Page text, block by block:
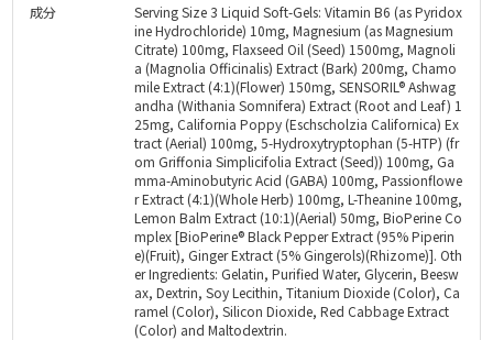
成分
Serving Size 3 Liquid Soft-Gels: Vitamin B6 (as Pyridox
ine Hydrochloride) 10mg, Magnesium (as Magnesium
Citrate) 100mg, Flaxseed Oil (Seed) 1500mg, Magnoli
a (Magnolia Officinalis) Extract (Bark) 200mg, Chamo
mile Extract (4:1)(Flower) 150mg, SENSORIL® Ashwag
andha (Withania Somnifera) Extract (Root and Leaf) 1
25mg, California Poppy (Eschscholzia Californica) Ex
tract (Aerial) 100mg, 5-Hydroxytryptophan (5-HTP) (fr
om Griffonia Simplicifolia Extract (Seed)) 100mg, Ga
mma-Aminobutyric Acid (GABA) 100mg, Passionflowe
r Extract (4:1)(Whole Herb) 100mg, L-Theanine 100mg,
Lemon Balm Extract (10:1)(Aerial) 50mg, BioPerine Co
mplex [BioPerine® Black Pepper Extract (95% Piperin
e)(Fruit), Ginger Extract (5% Gingerols)(Rhizome)]. Oth
er Ingredients: Gelatin, Purified Water, Glycerin, Beesw
ax, Dextrin, Soy Lecithin, Titanium Dioxide (Color), Ca
ramel (Color), Silicon Dioxide, Red Cabbage Extract
(Color) and Maltodextrin.